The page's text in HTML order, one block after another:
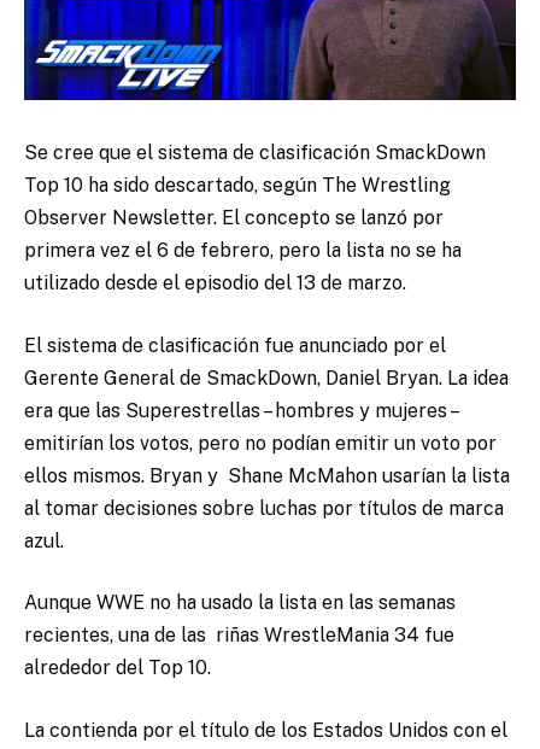
Se cree que el sistema de clasificación SmackDown
Top 10 ha sido descartado, según The Wrestling
Observer Newsletter. El concepto se lanzó por
primera vez el 6 de febrero, pero la lista no se ha
utilizado desde el episodio del 13 de marzo.
El sistema de clasificación fue anunciado por el
Gerente General de SmackDown, Daniel Bryan. La idea
era que las Superestrellas – hombres y mujeres –
emitirían los votos, pero no podían emitir un voto por
ellos mismos. Bryan y Shane McMahon usarían la lista
al tomar decisiones sobre luchas por títulos de marca
azul.
Aunque WWE no ha usado la lista en las semanas
recientes, una de las riñas WrestleMania 34 fue
alrededor del Top 10.
La contienda por el título de los Estados Unidos con el